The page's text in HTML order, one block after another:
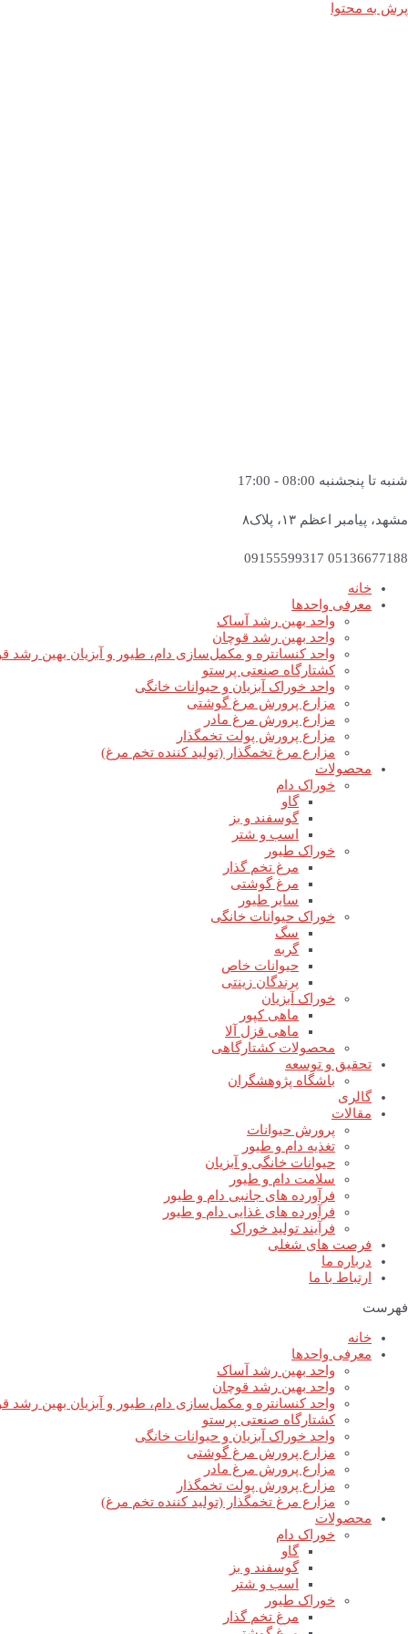
پرش به محتوا
شنبه تا پنجشنبه 08:00 - 17:00
مشهد، پیامبر اعظم ۱۳، پلاک۸
05136677188 09155599317
خانه
معرفی واحدها
واحد بهین رشد آساک
واحد بهین رشد قوچان
واحد کنسانتره و مکمل‌سازی دام، طیور و آبزیان بهین رشد
کشتارگاه صنعتی پرستو
واحد خوراک آبزیان و حیوانات خانگی
مزارع پرورش مرغ گوشتی
مزارع پرورش مرغ مادر
مزارع پرورش پولت تخمگذار
مزارع مرغ تخمگذار (تولید کننده تخم مرغ)
محصولات
خوراک دام
گاو
گوسفند و بز
اسب و شتر
خوراک طیور
مرغ تخم گذار
مرغ گوشتی
سایر طیور
خوراک حیوانات خانگی
سگ
گربه
حیوانات خاص
پرندگان زینتی
خوراک آبزیان
ماهی کپور
ماهی قزل آلا
محصولات کشتارگاهی
تحقیق و توسعه
باشگاه پژوهشگران
گالری
مقالات
پرورش حیوانات
تغذیه دام و طیور
حیوانات خانگی و آبزیان
سلامت دام و طیور
فرآورده های جانبی دام و طیور
فرآورده های غذایی دام و طیور
فرآیند تولید خوراک
فرصت های شغلی
درباره ما
ارتباط با ما
فهرست
خانه
معرفی واحدها
واحد بهین رشد آساک
واحد بهین رشد قوچان
واحد کنسانتره و مکمل‌سازی دام، طیور و آبزیان بهین رشد
کشتارگاه صنعتی پرستو
واحد خوراک آبزیان و حیوانات خانگی
مزارع پرورش مرغ گوشتی
مزارع پرورش مرغ مادر
مزارع پرورش پولت تخمگذار
مزارع مرغ تخمگذار (تولید کننده تخم مرغ)
محصولات
خوراک دام
گاو
گوسفند و بز
اسب و شتر
خوراک طیور
مرغ تخم گذار